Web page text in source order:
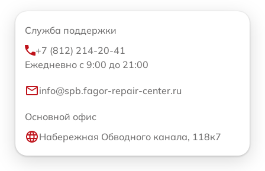
Служба поддержки
+7 (812) 214-20-41
Ежедневно с 9:00 до 21:00
info@spb.fagor-repair-center.ru
Основной офис
Набережная Обводного канала, 118к7